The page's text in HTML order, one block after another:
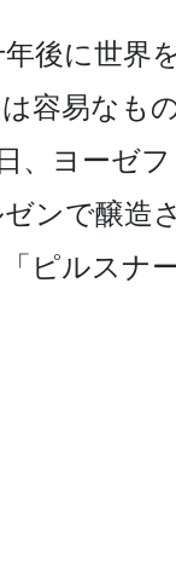
後に世界
容易なも
、ヨーゼ
ンで醸造
ピルスナ­